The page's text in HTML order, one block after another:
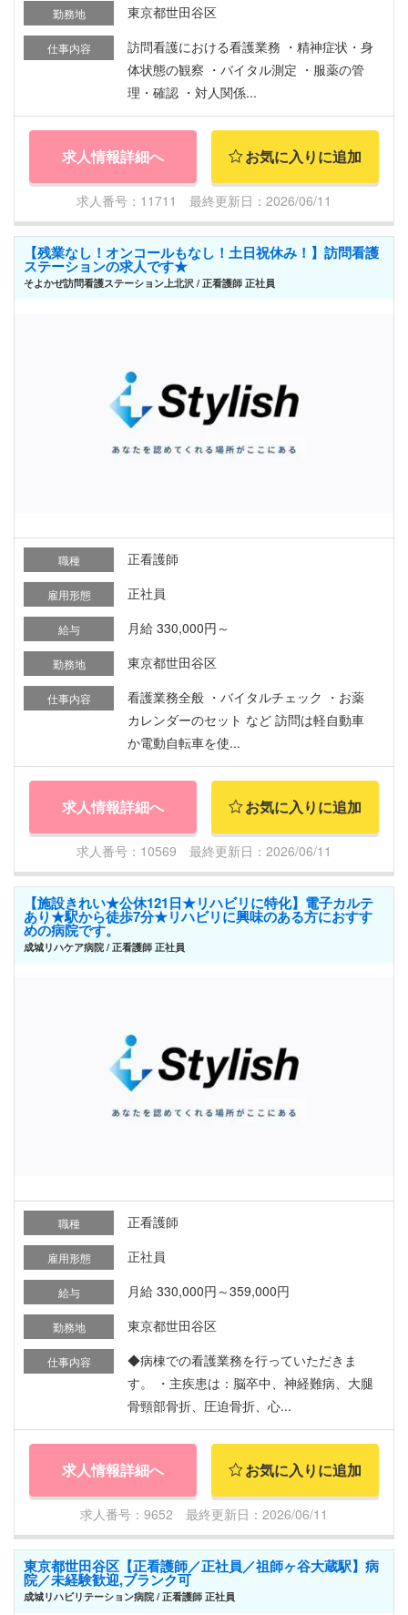
勤務地 東京都世田谷区
仕事内容
訪問看護における看護業務 ・精神症状・身
体状態の観察 ・バイタル測定 ・服薬の管
理・確認 ・対人関係...
求人情報詳細へ お気に入りに追加
求人番号：11711 最終更新日：2026/06/11
【残業なし！オンコールもなし！土日祝休み！】訪問看護
ステーションの求人です★
そよかぜ訪問看護ステーション上北沢 / 正看護師 正社員
職種 正看護師
雇用形態 正社員
給与 月給 330,000円～
勤務地 東京都世田谷区
仕事内容
看護業務全般 ・バイタルチェック ・お薬
カレンダーのセット など 訪問は軽自動車
か電動自転車を使...
求人情報詳細へ お気に入りに追加
求人番号：10569 最終更新日：2026/06/11
【施設きれい★公休121日★リハビリに特化】電子カルテ
あり★駅から徒歩7分★リハビリに興味のある方におすす
めの病院です。
成城リハケア病院 / 正看護師 正社員
職種 正看護師
雇用形態 正社員
給与 月給 330,000円～359,000円
勤務地 東京都世田谷区
仕事内容
◆病棟での看護業務を行っていただきま
す。 ・主疾患は：脳卒中、神経難病、大腿
骨頸部骨折、圧迫骨折、心...
求人情報詳細へ お気に入りに追加
求人番号：9652 最終更新日：2026/06/11
東京都世田谷区【正看護師／正社員／祖師ヶ谷大蔵駅】病
院／未経験歓迎,ブランク可
成城リハビリテーション病院 / 正看護師 正社員